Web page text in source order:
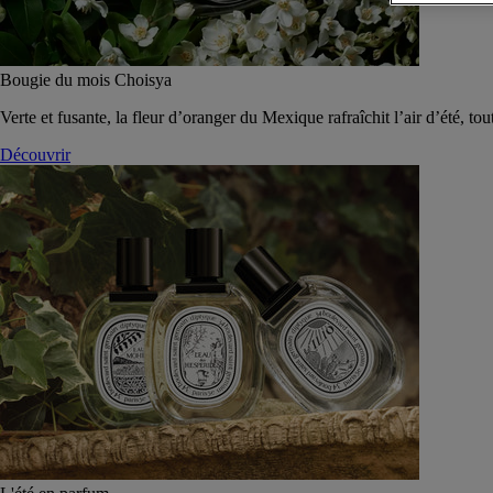
Bougie du mois Choisya
Verte et fusante, la fleur d’oranger du Mexique rafraîchit l’air d’été,
Découvrir